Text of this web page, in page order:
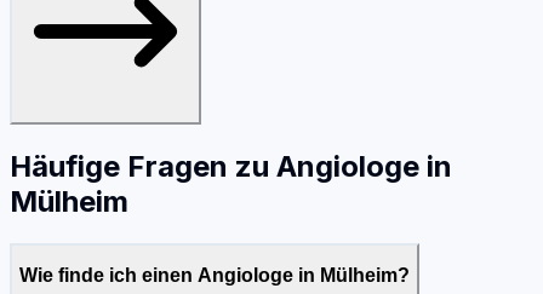
Häufige Fragen zu Angiologe in
Mülheim
Wie finde ich einen Angiologe in Mülheim?